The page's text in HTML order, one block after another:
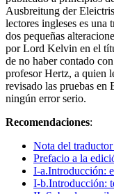
Ausbreitung der
lectores ingleses es
dos pequeñas
por Lord Kelvin en el
de no haber contado
profesor Hertz, a quien
revisado las pruebas en
ningún error serio.
Recomendaciones:
Nota del
Prefacio a la
I-a.Introducción:
I-b.Introducción: